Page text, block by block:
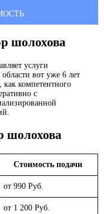
шолохова
услуги
вот уже 6 лет
как компетентного
с
шолохова
Стоимость подачи
от 990 Руб.
от 1 200 Руб.